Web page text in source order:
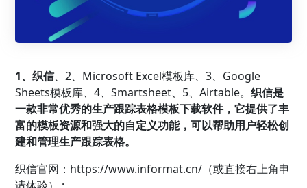
1、织信、2、Microsoft Excel模板库、3、Google
Sheets模板库、4、Smartsheet、5、Airtable。织信是
一款非常优秀的生产跟踪表格模板下载软件，它提供了丰
富的模板资源和强大的自定义功能，可以帮助用户轻松创
建和管理生产跟踪表格。
织信官网： https://www.informat.cn/（或直接右上角申
请体验） ;